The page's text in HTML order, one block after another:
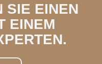
SIE EINEN
EINEM